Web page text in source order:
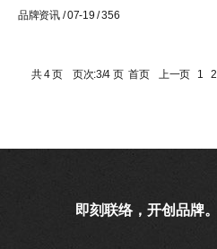
品牌资讯 / 07-19 / 356
共 4 页 页次:3/4 页 首页 上一页 1 2
即刻联络，开创品牌。